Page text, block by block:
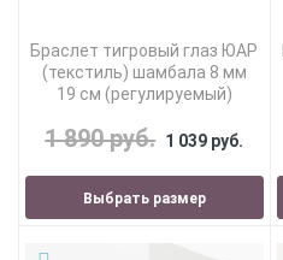
Браслет тигровый глаз ЮАР
(текстиль) шамбала 8 мм
19 см (регулируемый)
1 890 руб. 1 039 руб.
Выбрать размер